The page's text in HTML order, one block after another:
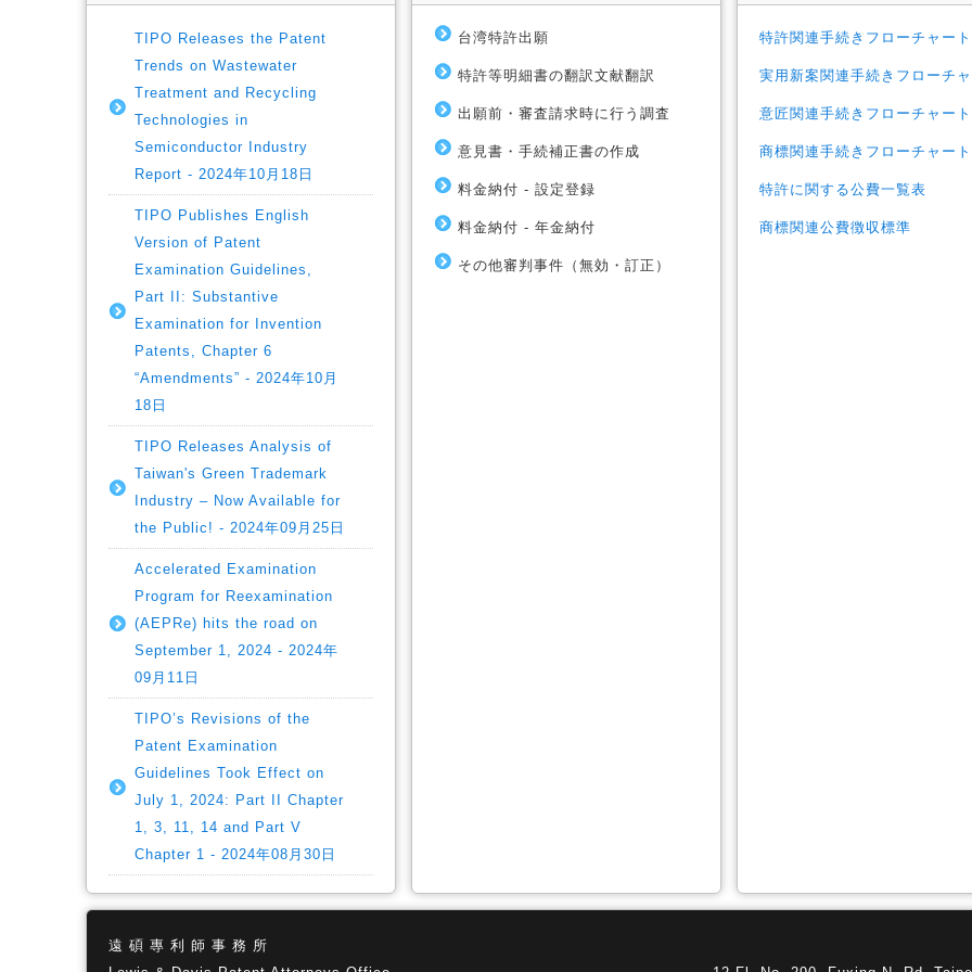
TIPO Releases the Patent
Trends on Wastewater
Treatment and Recycling
Technologies in
Semiconductor Industry
Report - 2024年10月18日
TIPO Publishes English
Version of Patent
Examination Guidelines,
Part II: Substantive
Examination for Invention
Patents, Chapter 6
“Amendments” - 2024年10月
18日
TIPO Releases Analysis of
Taiwan's Green Trademark
Industry – Now Available for
the Public! - 2024年09月25日
Accelerated Examination
Program for Reexamination
(AEPRe) hits the road on
September 1, 2024 - 2024年
09月11日
TIPO’s Revisions of the
Patent Examination
Guidelines Took Effect on
July 1, 2024: Part II Chapter
1, 3, 11, 14 and Part V
Chapter 1 - 2024年08月30日
台湾特許出願
特許等明細書の翻訳文献翻訳
出願前・審査請求時に行う調査
意見書・手続補正書の作成
料金納付 - 設定登録
料金納付 - 年金納付
その他審判事件（無効・訂正）
特許関連手続きフローチャート
実用新案関連手続きフローチ
意匠関連手続きフローチャート
商標関連手続きフローチャート
特許に関する公費一覧表
商標関連公費徴収標準
遠 碩 專 利 師 事 務 所